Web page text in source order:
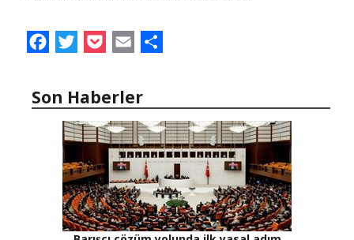
FacebookTwitterPocketEmail
Son Haberler